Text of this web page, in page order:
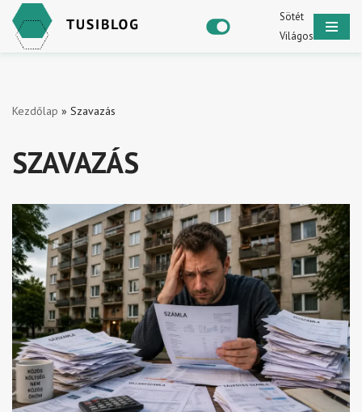
Skip
Sötét
Világos
Kezdőlap » Szavazás
SZAVAZÁS